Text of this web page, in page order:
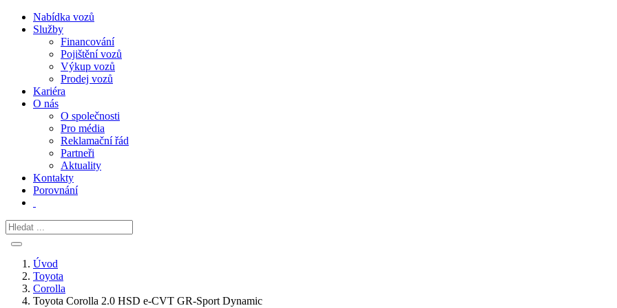
Nabídka vozů
Služby
Financování
Pojištění vozů
Výkup vozů
Prodej vozů
Kariéra
O nás
O společnosti
Pro média
Reklamační řád
Partneři
Aktuality
Kontakty
Porovnání
Úvod
Toyota
Corolla
Toyota Corolla 2.0 HSD e-CVT GR-Sport Dynamic